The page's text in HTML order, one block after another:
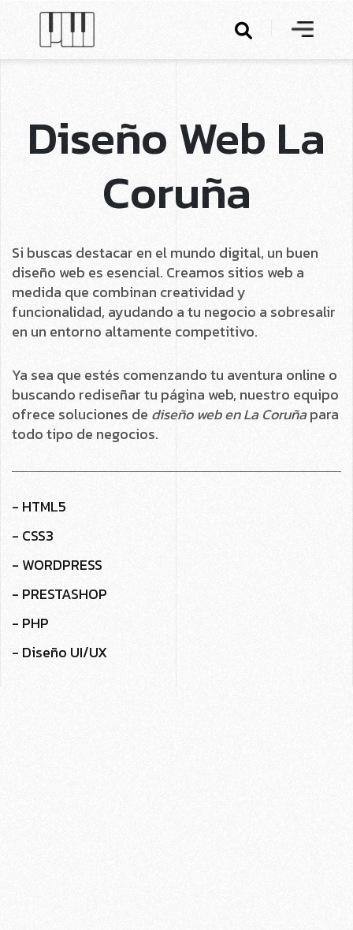
Diseño Web La
Coruña
Si buscas destacar en el mundo digital, un buen
diseño web es esencial. Creamos sitios web a
medida que combinan creatividad y
funcionalidad, ayudando a tu negocio a sobresalir
en un entorno altamente competitivo.
Ya sea que estés comenzando tu aventura online o
buscando rediseñar tu página web, nuestro equipo
ofrece soluciones de diseño web en La Coruñapara
todo tipo de negocios.
- HTML5
- CSS3
- WORDPRESS
- PRESTASHOP
- PHP
- Diseño UI/UX